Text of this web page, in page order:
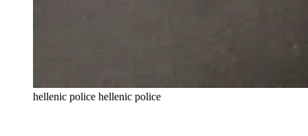
hellenic police hellenic police